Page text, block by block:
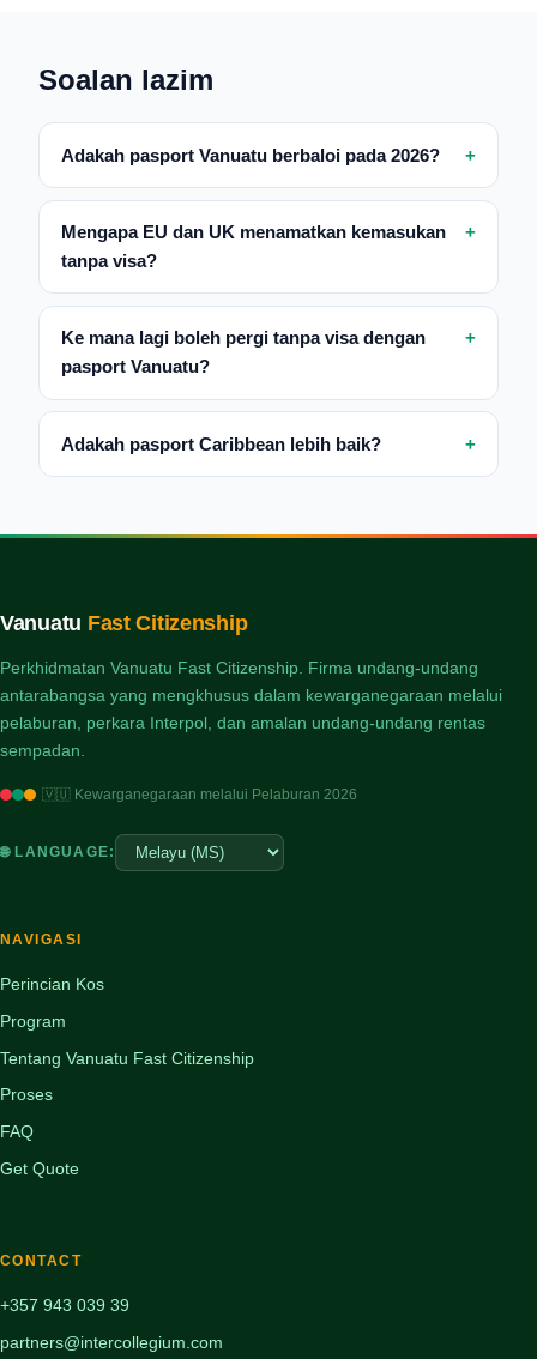
Soalan lazim
Adakah pasport Vanuatu berbaloi pada 2026?
Mengapa EU dan UK menamatkan kemasukan
tanpa visa?
Ke mana lagi boleh pergi tanpa visa dengan
pasport Vanuatu?
Adakah pasport Caribbean lebih baik?
Vanuatu Fast Citizenship
Perkhidmatan Vanuatu Fast Citizenship. Firma undang-undang
antarabangsa yang mengkhusus dalam kewarganegaraan melalui
pelaburan, perkara Interpol, dan amalan undang-undang rentas
sempadan.
🇻🇺 Kewarganegaraan melalui Pelaburan 2026
🌐 LANGUAGE:
NAVIGASI
Perincian Kos
Program
Tentang Vanuatu Fast Citizenship
Proses
FAQ
Get Quote
CONTACT
+357 943 039 39
partners@intercollegium.com